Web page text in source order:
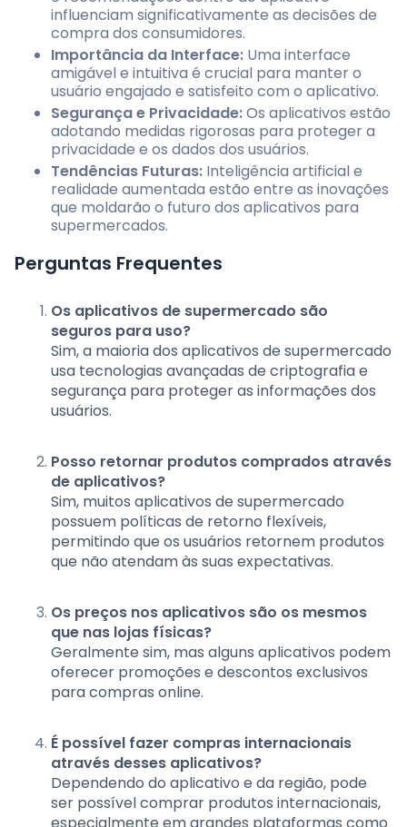
influenciam significativamente as decisões de
compra dos consumidores.
Importância da Interface: Uma interface
amigável e intuitiva é crucial para manter o
usuário engajado e satisfeito com o aplicativo.
Segurança e Privacidade:Os aplicativos estão
adotando medidas rigorosas para proteger a
privacidade e os dados dos usuários.
Tendências Futuras: Inteligência artificial e
realidade aumentada estão entre as inovações
que moldarão o futuro dos aplicativos para
supermercados.
Perguntas Frequentes
Os aplicativos de supermercado são
seguros para uso?
Sim, a maioria dos aplicativos de supermercado
usa tecnologias avançadas de criptografia e
segurança para proteger as informações dos
usuários.
Posso retornar produtos comprados através
de aplicativos?
Sim, muitos aplicativos de supermercado
possuem políticas de retorno flexíveis,
permitindo que os usuários retornem produtos
que não atendam às suas expectativas.
Os preços nos aplicativos são os mesmos
que nas lojas físicas?
Geralmente sim, mas alguns aplicativos podem
oferecer promoções e descontos exclusivos
para compras online.
É possível fazer compras internacionais
através desses aplicativos?
Dependendo do aplicativo e da região, pode
ser possível comprar produtos internacionais,